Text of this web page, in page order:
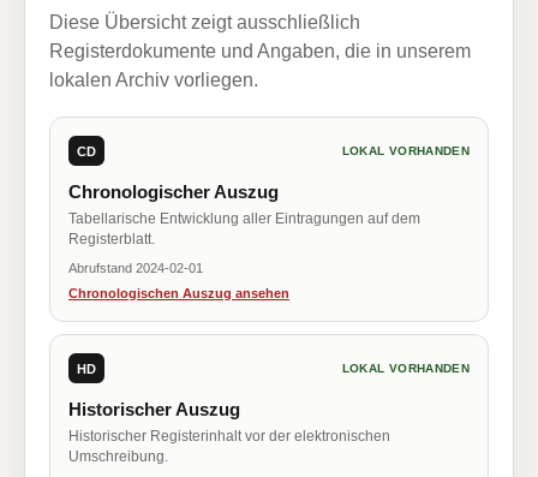
Diese Übersicht zeigt ausschließlich
Registerdokumente und Angaben, die in unserem
lokalen Archiv vorliegen.
CD LOKAL VORHANDEN
Chronologischer Auszug
Tabellarische Entwicklung aller Eintragungen auf dem
Registerblatt.
Abrufstand 2024-02-01
Chronologischen Auszug ansehen
HD LOKAL VORHANDEN
Historischer Auszug
Historischer Registerinhalt vor der elektronischen
Umschreibung.